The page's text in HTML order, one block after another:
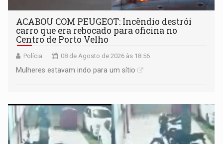
ACABOU COM PEUGEOT: Incêndio destrói
carro que era rebocado para oficina no
Centro de Porto Velho
Polícia 08 de Agosto de 2026 às 18:56
Mulheres estavam indo para um sítio